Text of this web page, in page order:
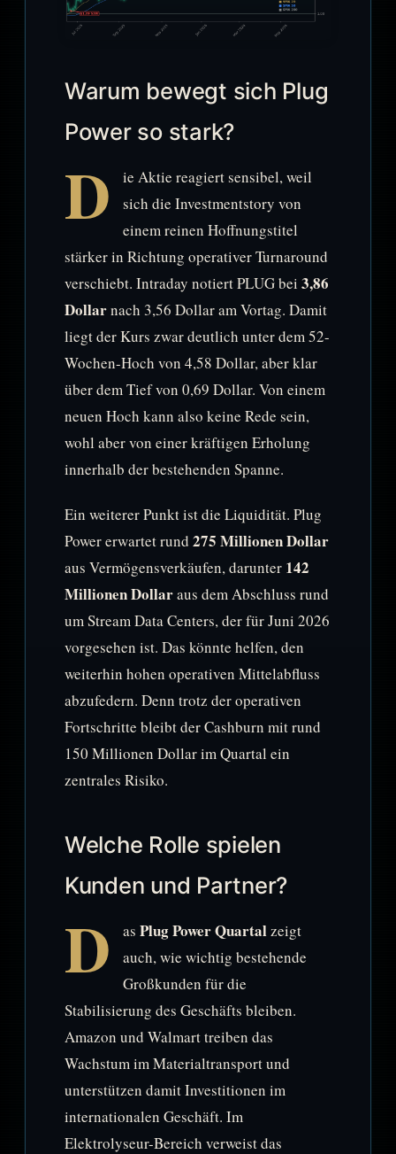
Warum bewegt sich Plug
Power so stark?
D
ie Aktie reagiert sensibel, weil
sich die Investmentstory von
einem reinen Hoffnungstitel
stärker in Richtung operativer Turnaround
verschiebt. Intraday notiert PLUG bei 3,86
Dollarnach 3,56 Dollar am Vortag. Damit
liegt der Kurs zwar deutlich unter dem 52-
Wochen-Hoch von 4,58 Dollar, aber klar
über dem Tief von 0,69 Dollar. Von einem
neuen Hoch kann also keine Rede sein,
wohl aber von einer kräftigen Erholung
innerhalb der bestehenden Spanne.
Ein weiterer Punkt ist die Liquidität. Plug
Power erwartet rund 275 Millionen Dollar
aus Vermögensverkäufen, darunter 142
Millionen Dollaraus dem Abschluss rund
um Stream Data Centers, der für Juni 2026
vorgesehen ist. Das könnte helfen, den
weiterhin hohen operativen Mittelabfluss
abzufedern. Denn trotz der operativen
Fortschritte bleibt der Cashburn mit rund
150 Millionen Dollar im Quartal ein
zentrales Risiko.
Welche Rolle spielen
Kunden und Partner?
D as Plug Power Quartalzeigt
auch, wie wichtig bestehende
Großkunden für die
Stabilisierung des Geschäfts bleiben.
Amazon und Walmart treiben das
Wachstum im Materialtransport und
unterstützen damit Investitionen im
internationalen Geschäft. Im
Elektrolyseur-Bereich verweist das